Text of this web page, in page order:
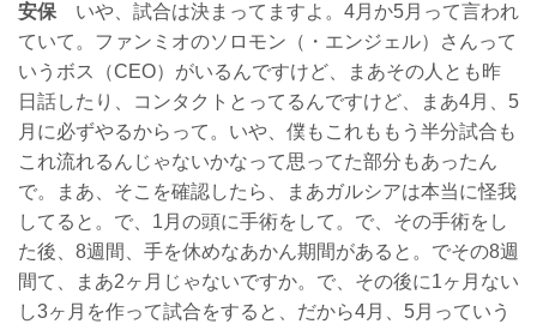
安保 いや、試合は決まってますよ。4月か5月って言われ
ていて。ファンミオのソロモン（・エンジェル）さんって
いうボス（CEO）がいるんですけど、まあその人とも昨
日話したり、コンタクトとってるんですけど、まあ4月、5
月に必ずやるからって。いや、僕もこれももう半分試合も
これ流れるんじゃないかなって思ってた部分もあったん
で。まあ、そこを確認したら、まあガルシアは本当に怪我
してると。で、1月の頭に手術をして。で、その手術をし
た後、8週間、手を休めなあかん期間があると。でその8週
間て、まあ2ヶ月じゃないですか。で、その後に1ヶ月ない
し3ヶ月を作って試合をすると、だから4月、5月っていう